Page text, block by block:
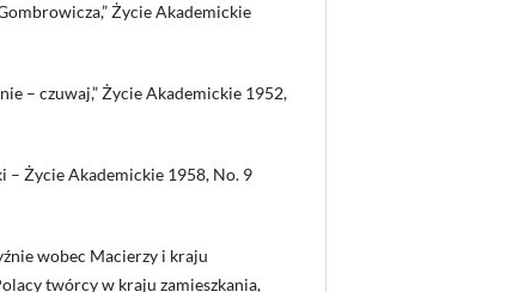
Życie Akademickie
– czuwaj,” Życie Akademickie 1952,
– Życie Akademickie 1958, No. 9
wobec Macierzy i kraju
twórcy w kraju zamieszkania,